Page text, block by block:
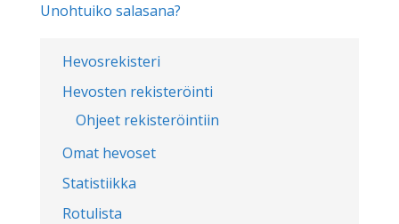
Hevosrekisteri
Hevosten rekisteröinti
Ohjeet rekisteröintiin
Omat hevoset
Statistiikka
Rotulista
Unohtuiko salasana?